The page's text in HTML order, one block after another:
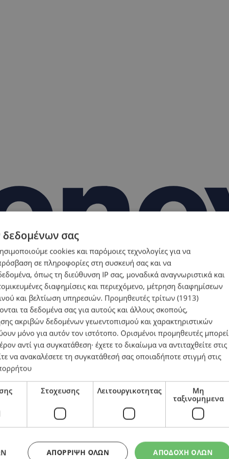
σας
σας
cookies και παρόμοιες τεχνολογίες για να
σε πληροφορίες στη συσκευή σας και να
όπως τη διεύθυνση IP σας, μοναδικά αναγνωριστικά και
διαφημίσεις και περιεχόμενο, μέτρηση διαφημίσεων
και βελτίωση υπηρεσιών. Προμηθευτές τρίτων (1913)
τα δεδομένα σας για αυτούς και άλλους σκοπούς,
ακριβών δεδομένων γεωεντοπισμού και χαρακτηριστικών
μόνο για αυτόν τον ιστότοπο. Ορισμένοι προμηθευτές μπορεί
αντί για συγκατάθεση· έχετε το δικαίωμα να αντιταχθείτε στις
να ανακαλέσετε τη συγκατάθεσή σας οποιαδήποτε στιγμή στις
Στοχευσης Λειτουργικοτητας
Μη
ταξινομημενα
ΑΠΟΔΟΧΗ ΟΛΩΝ
ΑΠΌΡΡΙΨΗ ΌΛΩΝ